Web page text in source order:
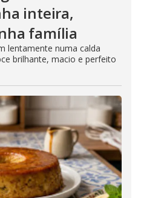
inteira,
família
lentamente numa calda
brilhante, macio e perfeito